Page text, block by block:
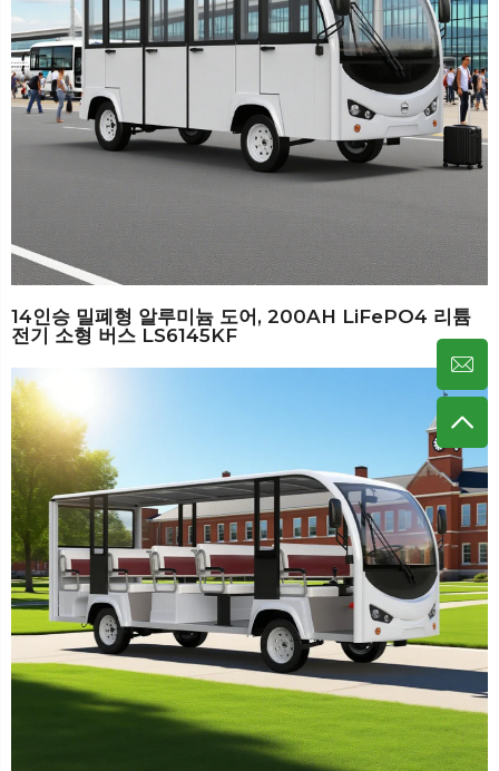
14인승 밀폐형 알루미늄 도어, 200AH LiFePO4 리튬
전기 소형 버스 LS6145KF